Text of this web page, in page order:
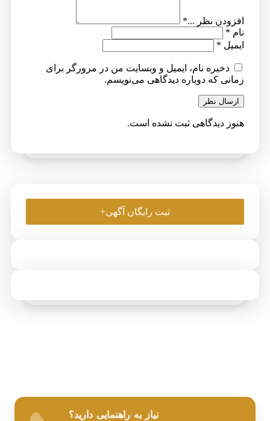
نظر ... *
ذخیره نام، ایمیل و وبسایت من در مرورگر برای
که دوباره دیدگاهی می‌نویسم.
ارسال نظر
دیدگاهی ثبت نشده است.
ثبت رایگان آگهی+
نیاز به راهنمایی دارید؟